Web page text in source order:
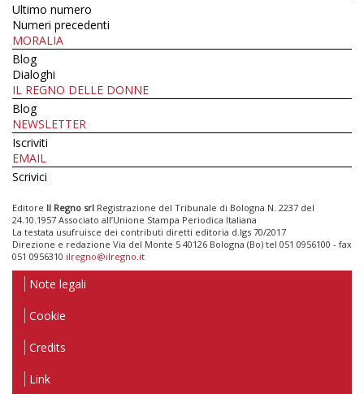
Ultimo numero
Numeri precedenti
MORALIA
Blog
Dialoghi
IL REGNO DELLE DONNE
Blog
NEWSLETTER
Iscriviti
EMAIL
Scrivici
Editore Il Regno srl Registrazione del Tribunale di Bologna N. 2237 del
24.10.1957 Associato all’Unione Stampa Periodica Italiana
La testata usufruisce dei contributi diretti editoria d.lgs 70/2017
Direzione e redazione Via del Monte 5 40126 Bologna (Bo) tel 051 0956100 - fax
051 0956310 ilregno@ilregno.it
Note legali
Cookie
Credits
Link